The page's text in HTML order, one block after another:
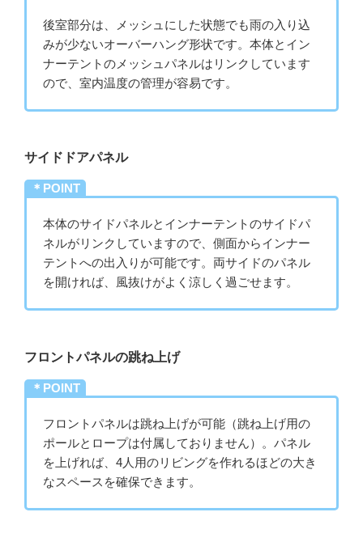
後室部分は、メッシュにした状態でも雨の入り込
みが少ないオーバーハング形状です。本体とイン
ナーテントのメッシュパネルはリンクしています
ので、室内温度の管理が容易です。
サイドドアパネル
＊POINT
本体のサイドパネルとインナーテントのサイドパ
ネルがリンクしていますので、側面からインナー
テントへの出入りが可能です。両サイドのパネル
を開ければ、風抜けがよく涼しく過ごせます。
フロントパネルの跳ね上げ
＊POINT
フロントパネルは跳ね上げが可能（跳ね上げ用の
ポールとロープは付属しておりません）。パネル
を上げれば、4人用のリビングを作れるほどの大き
なスペースを確保できます。